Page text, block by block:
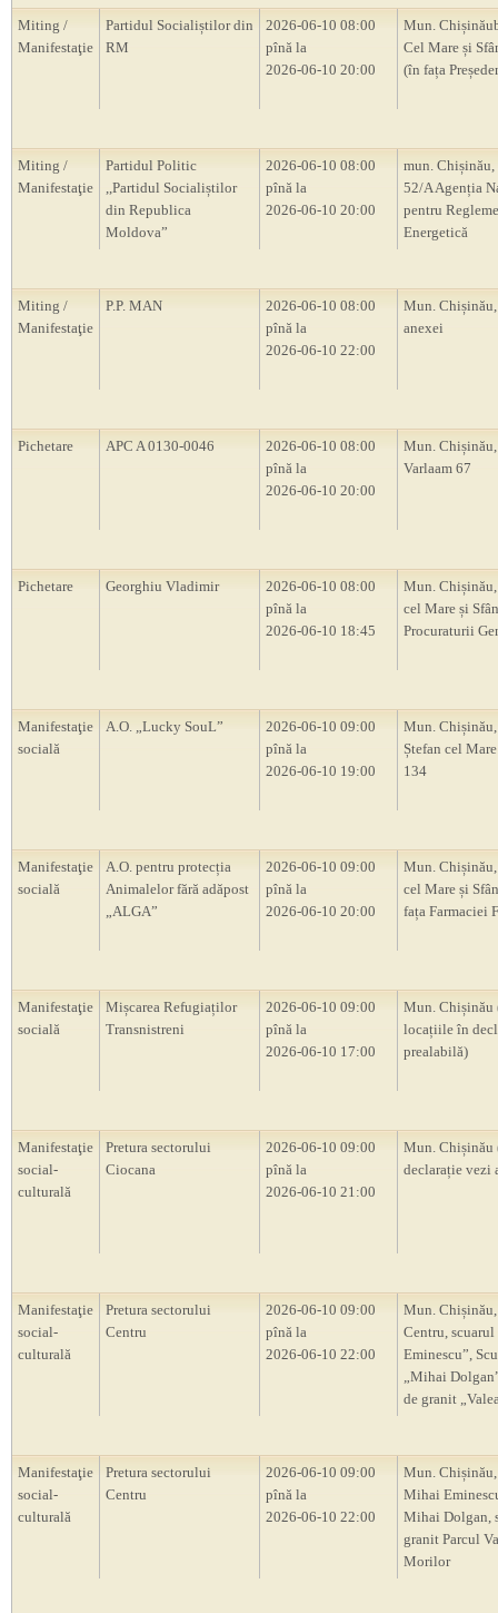
Miting /
Manifestaţie
Partidul Socialiștilor din
RM
2026-06-10 08:00
pînă la
2026-06-10 20:00
Mun.
Cel Mare și
(în fața
Miting /
Manifestaţie
Partidul Politic
,,Partidul Socialiștilor
din Republica
Moldova”
2026-06-10 08:00
pînă la
2026-06-10 20:00
mun. Chișinău,
52/A Agenția
pentru
Energetică
Miting /
Manifestaţie
P.P. MAN
2026-06-10 08:00
pînă la
2026-06-10 22:00
Mun.
anexei
Pichetare APC A 0130-0046
2026-06-10 08:00
pînă la
2026-06-10 20:00
Mun. Chișinău,
Varlaam 67
Pichetare Georghiu Vladimir
2026-06-10 08:00
pînă la
2026-06-10 18:45
Mun.
cel Mare și
Procuraturii
Manifestaţie
socială
A.O. „Lucky SouL”
2026-06-10 09:00
pînă la
2026-06-10 19:00
Mun.
Ștefan cel
134
Manifestaţie
socială
A.O. pentru protecția
Animalelor fără adăpost
„ALGA”
2026-06-10 09:00
pînă la
2026-06-10 20:00
Mun.
cel Mare și
fața Farmaciei
Manifestaţie
socială
Mișcarea Refugiaților
Transnistreni
2026-06-10 09:00
pînă la
2026-06-10 17:00
Mun. Chișinău
locațiile în
prealabilă)
Manifestaţie
social-
culturală
Pretura sectorului
Ciocana
2026-06-10 09:00
pînă la
2026-06-10 21:00
Mun. Chișinău
declarație vezi
Manifestaţie
social-
culturală
Pretura sectorului
Centru
2026-06-10 09:00
pînă la
2026-06-10 22:00
Mun. Chișinău,
Centru,
Eminescu”,
„Mihai
de granit
Manifestaţie
social-
culturală
Pretura sectorului
Centru
2026-06-10 09:00
pînă la
2026-06-10 22:00
Mun.
Mihai
Mihai Dolgan,
granit Parcul
Morilor